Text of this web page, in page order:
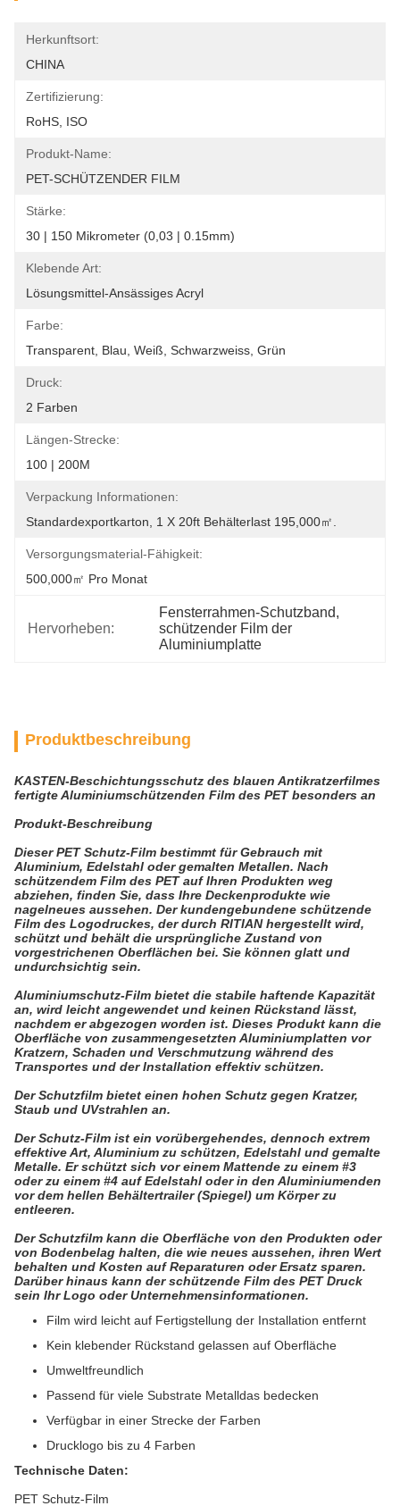
Herkunftsort:
CHINA
Zertifizierung:
RoHS, ISO
Produkt-Name:
PET-SCHÜTZENDER FILM
Stärke:
30 | 150 Mikrometer (0,03 | 0.15mm)
Klebende Art:
Lösungsmittel-Ansässiges Acryl
Farbe:
Transparent, Blau, Weiß, Schwarzweiss, Grün
Druck:
2 Farben
Längen-Strecke:
100 | 200M
Verpackung Informationen:
Standardexportkarton, 1 X 20ft Behälterlast 195,000㎡.
Versorgungsmaterial-Fähigkeit:
500,000㎡ Pro Monat
Hervorheben:
Fensterrahmen-Schutzband,
schützender Film der
Aluminiumplatte
Produktbeschreibung
KASTEN-Beschichtungsschutz des blauen Antikratzerfilmes
fertigte Aluminiumschützenden Film des PET besonders an
Produkt-Beschreibung
Dieser PET Schutz-Film bestimmt für Gebrauch mit
Aluminium, Edelstahl oder gemalten Metallen. Nach
schützendem Film des PET auf Ihren Produkten weg
abziehen, finden Sie, dass Ihre Deckenprodukte wie
nagelneues aussehen. Der kundengebundene schützende
Film des Logodruckes, der durch RITIAN hergestellt wird,
schützt und behält die ursprüngliche Zustand von
vorgestrichenen Oberflächen bei. Sie können glatt und
undurchsichtig sein.
Aluminiumschutz-Film bietet die stabile haftende Kapazität
an, wird leicht angewendet und keinen Rückstand lässt,
nachdem er abgezogen worden ist. Dieses Produkt kann die
Oberfläche von zusammengesetzten Aluminiumplatten vor
Kratzern, Schaden und Verschmutzung während des
Transportes und der Installation effektiv schützen.
Der Schutzfilm bietet einen hohen Schutz gegen Kratzer,
Staub und UVstrahlen an.
Der Schutz-Film ist ein vorübergehendes, dennoch extrem
effektive Art, Aluminium zu schützen, Edelstahl und gemalte
Metalle. Er schützt sich vor einem Mattende zu einem #3
oder zu einem #4 auf Edelstahl oder in den Aluminiumenden
vor dem hellen Behältertrailer (Spiegel) um Körper zu
entleeren.
Der Schutzfilm kann die Oberfläche von den Produkten oder
von Bodenbelag halten, die wie neues aussehen, ihren Wert
behalten und Kosten auf Reparaturen oder Ersatz sparen.
Darüber hinaus kann der schützende Film des PET Druck
sein Ihr Logo oder Unternehmensinformationen.
Film wird leicht auf Fertigstellung der Installation entfernt
Kein klebender Rückstand gelassen auf Oberfläche
Umweltfreundlich
Passend für viele Substrate Metalldas bedecken
Verfügbar in einer Strecke der Farben
Drucklogo bis zu 4 Farben
Technische Daten:
PET Schutz-Film